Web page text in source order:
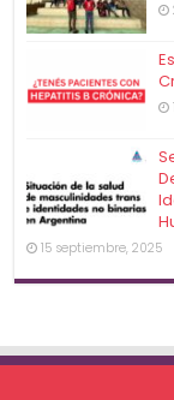
15 septiembre, 2025